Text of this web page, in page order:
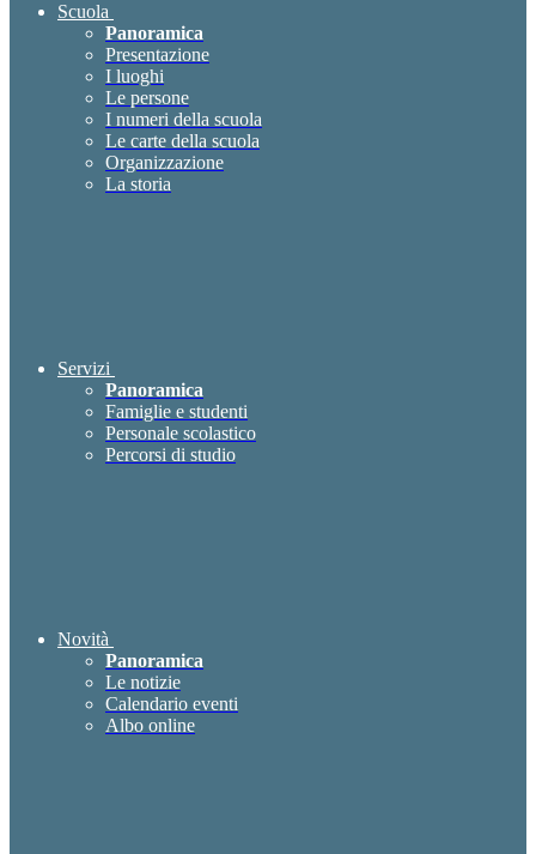
Scuola
Panoramica
Presentazione
I luoghi
Le persone
I numeri della scuola
Le carte della scuola
Organizzazione
La storia
Servizi
Panoramica
Famiglie e studenti
Personale scolastico
Percorsi di studio
Novità
Panoramica
Le notizie
Calendario eventi
Albo online